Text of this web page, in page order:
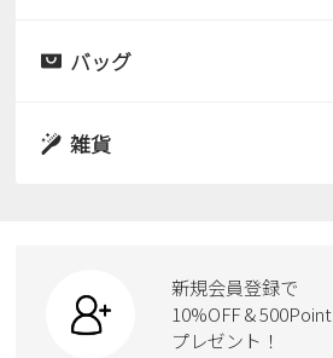
スニーカー
カジュアルシューズ
ワークシューズ
サンダル
ローファー
サンダル
スクール
バッグ
ボディバッグ
ハンドバッグ
雑貨
ケア用品
新規会員登録で
10%OFF & 500Point
プレゼント！